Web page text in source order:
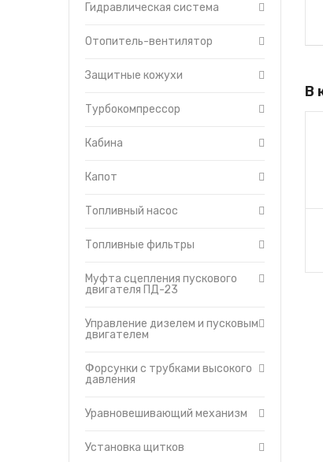
Гидравлическая система
Отопитель-вентилятор
Защитные кожухи
Турбокомпрессор
Кабина
Капот
Топливный насос
Топливные фильтры
Муфта сцепления пускового
двигателя ПД-23
Управление дизелем и пусковым
двигателем
Форсунки с трубками высокого
давления
Уравновешивающий механизм
Установка щитков
В
(MASHIDA)